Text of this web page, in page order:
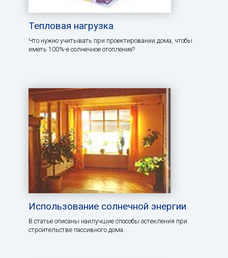
Тепловая нагрузка
Что нужно учитывать при проектировании дома, чтобы
иметь 100%-е солнечное отопление?
Использование солнечной энергии
В статье описаны наилучшие способы остекления при
строительстве пассивного дома.